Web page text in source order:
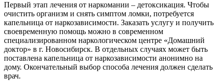
Первый этап лечения от наркомании – детоксикация. Чтобы
очистить организм и снять симптом ломки, потребуется
капельница от наркозависимости. Заказать услугу и получить
своевременную помощь можно в современном
специализированном наркологическом центре «Домашний
доктор» в г. Новосибирск. В отдельных случаях может быть
поставлена капельница от наркозависимости анонимно на
дому. Окончательный выбор способа лечения должен сделать
врач.